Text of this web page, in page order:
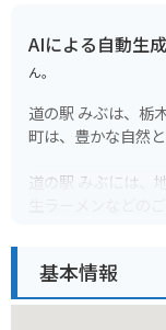
AIによる自動生
ん。
道の駅 みぶは、栃
町は、豊かな自然
道の駅 みぶには、
生ラーメンなどの
バイクで訪れる場
基本情報